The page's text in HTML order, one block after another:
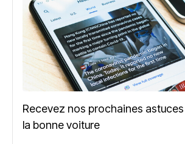
Recevez nos prochaines
la bonne voiture